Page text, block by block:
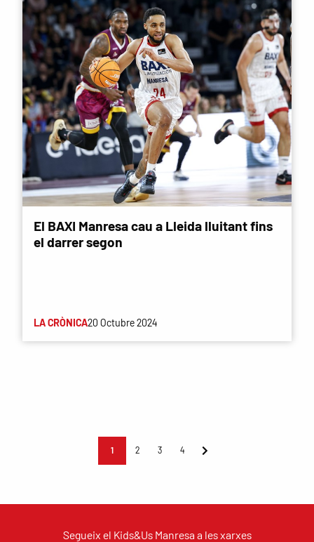
El BAXI Manresa cau a Lleida lluitant fins
el darrer segon
LA CRÒNICA20 Octubre 2024
1 2 3 4
Segueix el Kids&Us Manresa a les xarxes